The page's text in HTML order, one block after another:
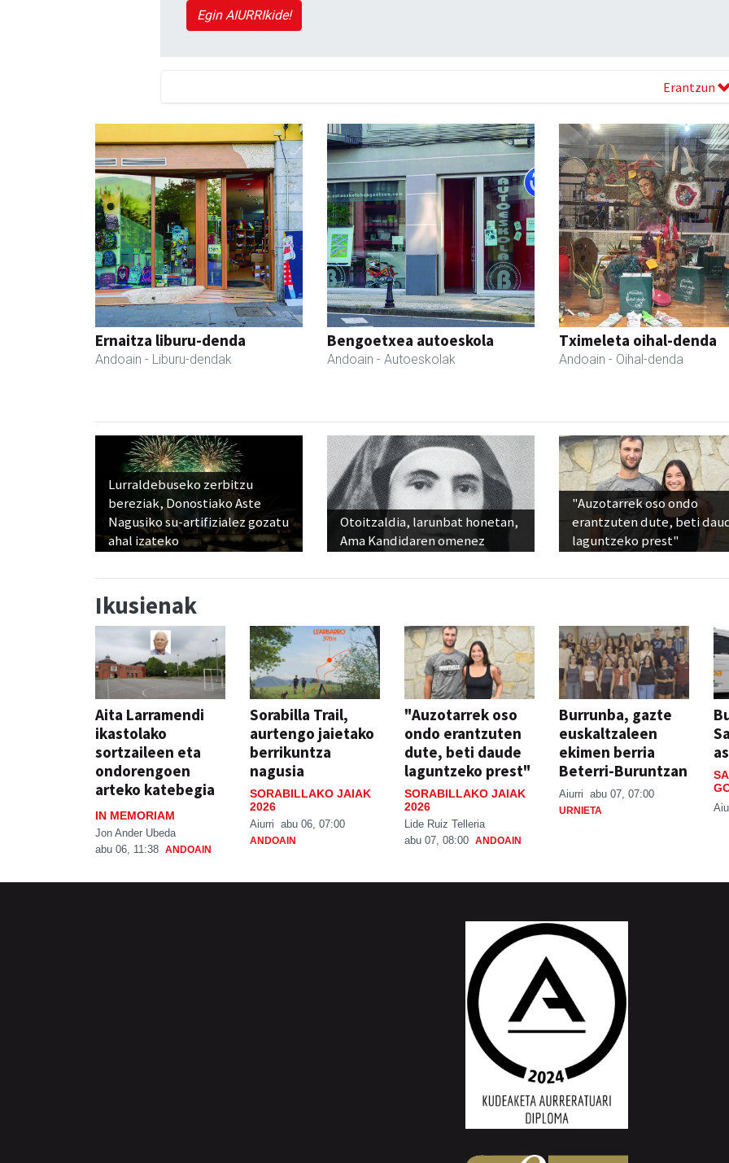
Egin AIURRIkide!
Erantzun
Ernaitza liburu-denda
Andoain - Liburu-dendak
Bengoetxea autoeskola
Andoain - Autoeskolak
Tximeleta oihal-denda
Andoain - Oihal-denda
Lurraldebuseko zerbitzu
bereziak, Donostiako Aste
Nagusiko su-artifizialez gozatu
ahal izateko
Otoitzaldia, larunbat honetan,
Ama Kandidaren omenez
"Auzotarrek oso ondo
erantzuten dute, beti
laguntzeko prest"
Ikusienak
Aita Larramendi
ikastolako
sortzaileen eta
ondorengoen
arteko katebegia
IN MEMORIAM
Jon Ander Ubeda
abu 06, 11:38 ANDOAIN
Sorabilla Trail,
aurtengo jaietako
berrikuntza
nagusia
SORABILLAKO JAIAK
2026
Aiurri abu 06, 07:00
ANDOAIN
"Auzotarrek oso
ondo erantzuten
dute, beti daude
laguntzeko prest"
SORABILLAKO JAIAK
2026
Lide Ruiz Telleria
abu 07, 08:00 ANDOAIN
Burrunba, gazte
euskaltzaleen
ekimen berria
Beterri-Buruntzan
Aiurri abu 07, 07:00
URNIETA